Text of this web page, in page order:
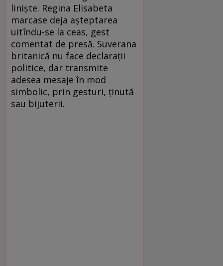
liniște. Regina Elisabeta
marcase deja așteptarea
uitîndu-se la ceas, gest
comentat de presă. Suverana
britanică nu face declarații
politice, dar transmite
adesea mesaje în mod
simbolic, prin gesturi, ținută
sau bijuterii.